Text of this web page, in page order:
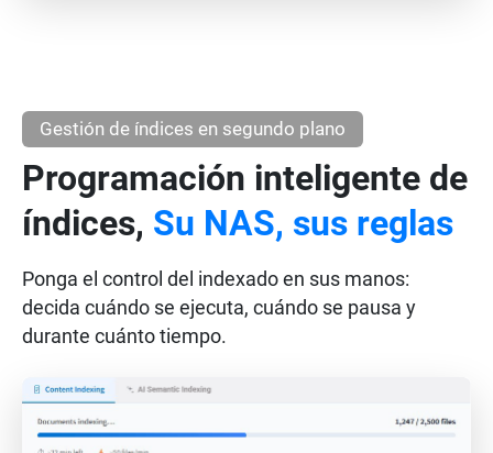
Gestión de índices en segundo plano
Programación inteligente de
índices, Su NAS, sus reglas
Ponga el control del indexado en sus manos:
decida cuándo se ejecuta, cuándo se pausa y
durante cuánto tiempo.